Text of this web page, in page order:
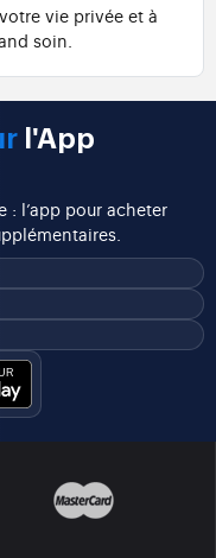
vie privée et à
soin.
l'App
: l’app pour acheter